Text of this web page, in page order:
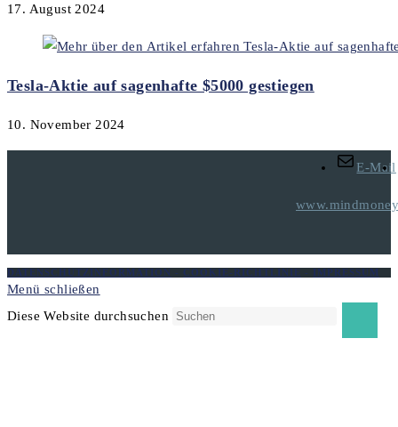
17. August 2024
Tesla-Aktie auf sagenhafte $5000 gestiegen
10. November 2024
E-Mail
DATENSCHUTZINFORMATION - COOKIE-RICHTLINIE - IMPRESSUM
Menü schließen
Diese Website durchsuchen